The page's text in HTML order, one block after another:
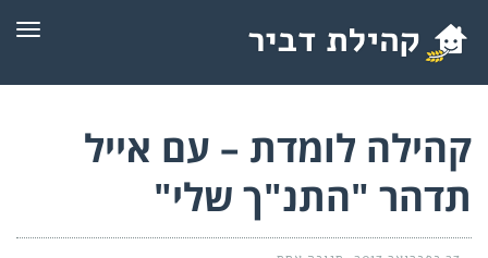
קהילה לומדת – עם אייל
תדהר "התנ"ך שלי"